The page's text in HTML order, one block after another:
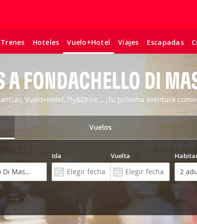
Trenes Hoteles Vuelo+Hotel Viajes Escapadas
A FONDACHELLO DI
Vuelo+Hotel, Fly&Drive... ¡Tu próxima aventura
Vuelos
Ida Vuelta